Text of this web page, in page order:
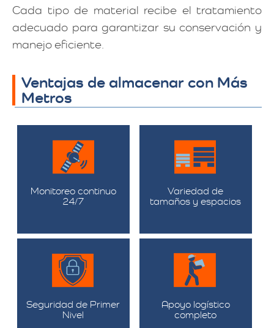
Cada tipo de material recibe el tratamiento
adecuado para garantizar su conservación y
manejo eficiente.
Ventajas de almacenar con Más
Metros
Monitoreo continuo
24/7
Variedad de
tamaños y espacios
Seguridad de Primer
Nivel
Apoyo logístico
completo